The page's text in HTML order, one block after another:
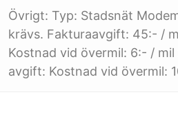
Övrigt: Typ: Stadsnät
krävs. Fakturaavgift: 45:- /
Kostnad vid övermil: 6:- /
avgift: Kostnad vid övermil: